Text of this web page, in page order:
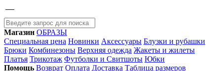
Магазин ОБРАЗЫ
Специальная цена Новинки Аксессуары Блузки и рубашки
Брюки Комбинезоны Верхняя одежда Жакеты и жилеты
Платья Трикотаж Футболки и Свитшоты Юбки
Помощь Возврат Оплата Доставка Таблица размеров